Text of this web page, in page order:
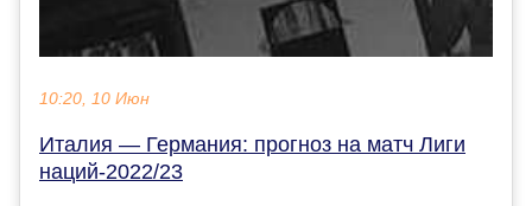
10:20, 10 Июн
Италия — Германия: прогноз на матч Лиги
наций-2022/23